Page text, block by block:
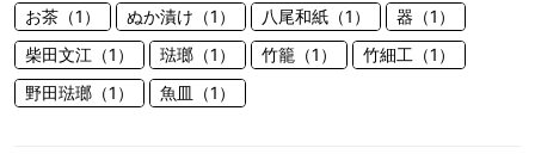
お茶（1） ぬか漬け（1） 八尾和紙（1）
器（1）
柴田文江（1）
琺瑯（1） 竹籠（1）
竹細工（1）
野田琺瑯（1）
魚皿（1）